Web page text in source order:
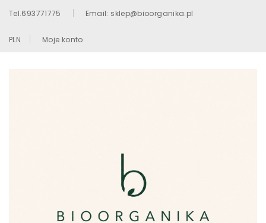
Tel.693771775 Email: sklep@bioorganika.pl
PLN Moje konto